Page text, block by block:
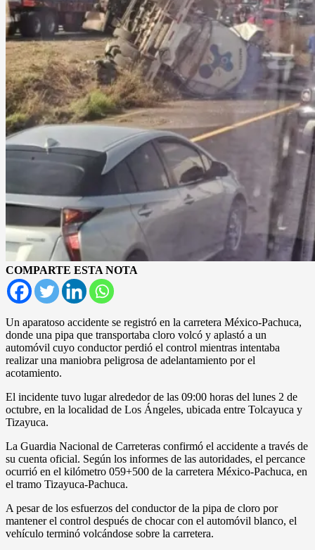
COMPARTE ESTA NOTA
Un aparatoso accidente se registró en la carretera México-Pachuca,
donde una pipa que transportaba cloro volcó y aplastó a un
automóvil cuyo conductor perdió el control mientras intentaba
realizar una maniobra peligrosa de adelantamiento por el
acotamiento.
El incidente tuvo lugar alrededor de las 09:00 horas del lunes 2 de
octubre, en la localidad de Los Ángeles, ubicada entre Tolcayuca y
Tizayuca.
La Guardia Nacional de Carreteras confirmó el accidente a través de
su cuenta oficial. Según los informes de las autoridades, el percance
ocurrió en el kilómetro 059+500 de la carretera México-Pachuca, en
el tramo Tizayuca-Pachuca.
A pesar de los esfuerzos del conductor de la pipa de cloro por
mantener el control después de chocar con el automóvil blanco, el
vehículo terminó volcándose sobre la carretera.